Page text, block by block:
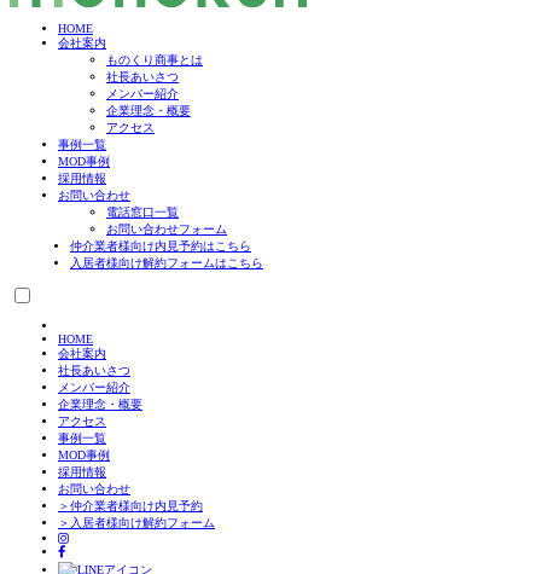
HOME
会社案内
ものくり商事とは
社長あいさつ
メンバー紹介
企業理念・概要
アクセス
事例一覧
MOD事例
採用情報
お問い合わせ
電話窓口一覧
お問い合わせフォーム
仲介業者様向け内見予約はこちら
入居者様向け解約フォームはこちら
HOME
会社案内
社長あいさつ
メンバー紹介
企業理念・概要
アクセス
事例一覧
MOD事例
採用情報
お問い合わせ
＞仲介業者様向け内見予約
＞入居者様向け解約フォーム